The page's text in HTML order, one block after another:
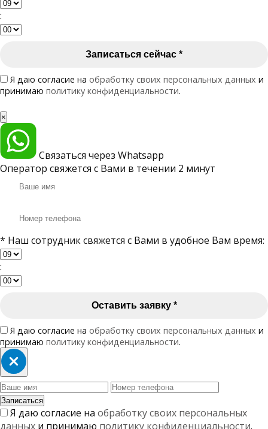
:
Записаться сейчас *
Я даю согласие на обработку своих персональных данных и
принимаю политику конфиденциальности.
×
Связаться через Whatsapp
Оператор свяжется с Вами в течении 2 минут
* Наш сотрудник свяжется с Вами в удобное Вам время:
:
Оставить заявку *
Я даю согласие на обработку своих персональных данных и
принимаю политику конфиденциальности.
Записаться
Я даю согласие на обработку своих персональных
данных и принимаю политику конфиденциальности.